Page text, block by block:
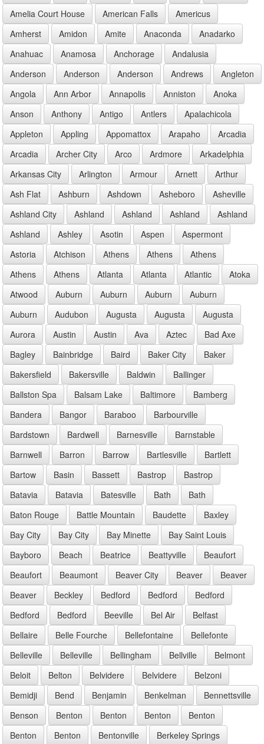
Amelia Court House
American Falls
Americus
Amherst
Amidon Amite Anaconda
Anadarko
Anahuac
Anamosa Anchorage
Andalusia
Anderson
Anderson Anderson Andrews
Angleton
Angola
Ann Arbor Annapolis Anniston
Anoka
Anson
Anthony Antigo Antlers
Apalachicola
Appleton
Appling Appomattox Arapaho
Arcadia
Arcadia
Archer City Arco Ardmore
Arkadelphia
Arkansas City
Arlington Armour Arnett
Arthur
Ash Flat
Ashburn Ashdown Asheboro
Asheville
Ashland City
Ashland Ashland Ashland
Ashland
Ashland
Ashley Asotin Aspen
Aspermont
Astoria
Atchison Athens Athens
Athens
Athens
Athens Atlanta Atlanta Atlantic
Atoka
Atwood
Auburn Auburn Auburn
Auburn
Auburn
Audubon Augusta Augusta
Augusta
Aurora
Austin Austin Ava Aztec
Bad Axe
Bagley
Bainbridge Baird Baker City
Baker
Bakersfield
Bakersville Baldwin
Ballinger
Ballston Spa
Balsam Lake Baltimore
Bamberg
Bandera
Bangor Baraboo
Barbourville
Bardstown
Bardwell Barnesville
Barnstable
Barnwell
Barron Barrow Bartlesville
Bartlett
Bartow
Basin Bassett Bastrop
Bastrop
Batavia
Batavia Batesville Bath
Bath
Baton Rouge
Battle Mountain Baudette
Baxley
Bay City
Bay City Bay Minette
Bay Saint Louis
Bayboro
Beach Beatrice Beattyville
Beaufort
Beaufort
Beaumont Beaver City Beaver
Beaver
Beaver
Beckley Bedford Bedford
Bedford
Bedford
Bedford Beeville Bel Air
Belfast
Bellaire
Belle Fourche Bellefontaine
Bellefonte
Belleville
Belleville Bellingham Bellville
Belmont
Beloit
Belton Belvidere Belvidere
Belzoni
Bemidji
Bend Benjamin Benkelman
Bennettsville
Benson
Benton Benton Benton
Benton
Benton
Benton Bentonville
Berkeley Springs